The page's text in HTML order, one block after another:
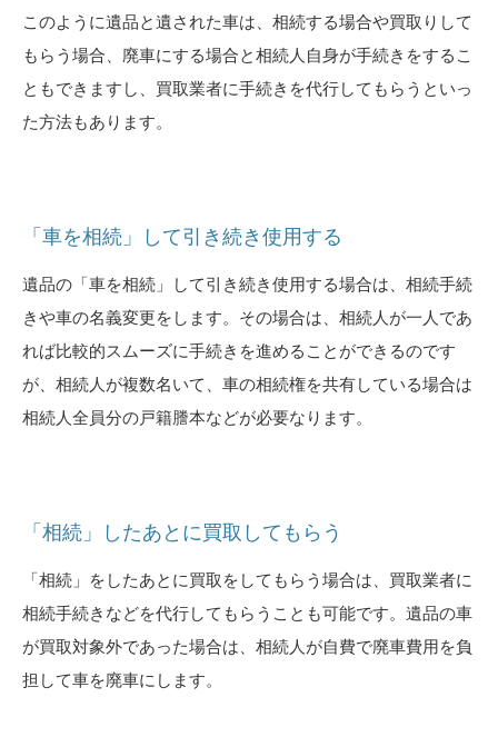
このように遺品と遺された車は、相続する場合や買取りして
もらう場合、廃車にする場合と相続人自身が手続きをするこ
ともできますし、買取業者に手続きを代行してもらうといっ
た方法もあります。
「車を相続」して引き続き使用する
遺品の「車を相続」して引き続き使用する場合は、相続手続
きや車の名義変更をします。その場合は、相続人が一人であ
れば比較的スムーズに手続きを進めることができるのです
が、相続人が複数名いて、車の相続権を共有している場合は
相続人全員分の戸籍謄本などが必要なります。
「相続」したあとに買取してもらう
「相続」をしたあとに買取をしてもらう場合は、買取業者に
相続手続きなどを代行してもらうことも可能です。遺品の車
が買取対象外であった場合は、相続人が自費で廃車費用を負
担して車を廃車にします。